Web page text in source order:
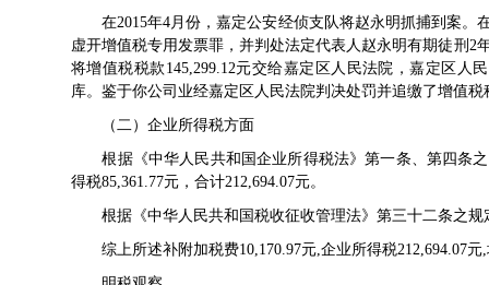
在2015年4月份，嘉定公安经侦支队将赵永明抓捕到案。
虚开增值税专用发票罪，并判处法定代表人赵永明有期徒刑2
将增值税税款145,299.12元交给嘉定区人民法院，嘉定区人
库。鉴于你公司业经嘉定区人民法院判决处罚并追缴了增值
（二）企业所得税方面
根据《中华人民共和国企业所得税法》第一条、第四条
得税85,361.77元，合计212,694.07元。
根据《中华人民共和国税收征收管理法》第三十二条之
综上所述补附加税费10,170.97元,企业所得税212,694.07元,